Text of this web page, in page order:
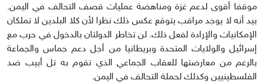
موقفا أقوى لدعم غزة ومناهضة عمليات قصف التحالف في اليمن.
بيد أنه لا يوجد مراقب يتوقع عكس ذلك نظرا لأن كلا البلدين لا تملكان
الإمكانيات والإرادة لفعل ذلك. لن تخاطر الدولتان بالدخول في حرب مع
إسرائيل والولايات المتحدة وبريطانيا من أجل دعم حماس والجماعة
بالرغم من معارضتها للعقاب الجماعي الذي تقوم به تل أبيب ضد
الفلسطينيين وكذلك لحملة التحالف في اليمن.